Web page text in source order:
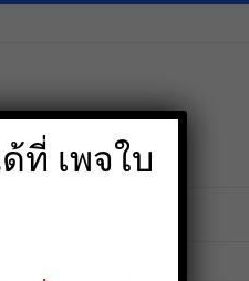
ที่ เพจใบ
ปิด